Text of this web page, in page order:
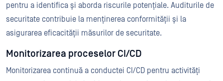
pentru a identifica și aborda riscurile potențiale. Auditurile de
securitate contribuie la menținerea conformității și la
asigurarea eficacității măsurilor de securitate.
Monitorizarea proceselor CI/CD
Monitorizarea continuă a conductei CI/CD pentru activități